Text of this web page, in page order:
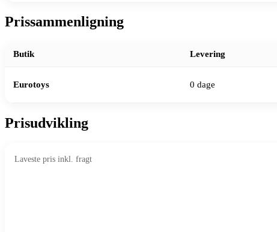
Prissammenligning
Butik Levering
Eurotoys 0 dage
Prisudvikling
Laveste pris inkl. fragt